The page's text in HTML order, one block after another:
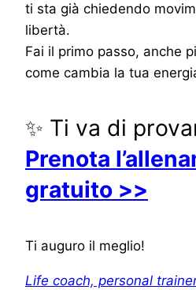
ti sta già chiedendo
libertà.
Fai il primo passo, anche
come cambia la tua
✨ Ti va di
Prenota
gratuito >>
Ti auguro il meglio!
Life coach, personal